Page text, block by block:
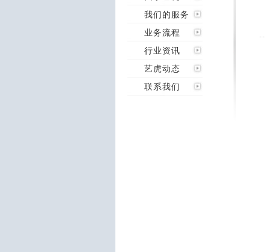
我们的服务
业务流程
行业资讯
艺虎动态
联系我们